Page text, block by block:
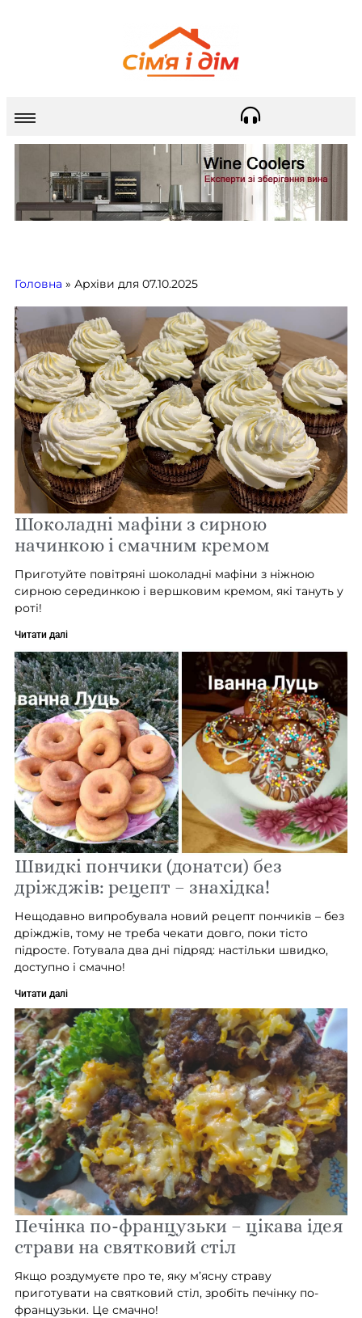
Головна » Архіви для 07.10.2025
Шоколадні мафіни з сирною
начинкою і смачним кремом
Приготуйте повітряні шоколадні мафіни з ніжною
сирною серединкою і вершковим кремом, які тануть у
роті!
Читати далі
Швидкі пончики (донатси) без
дріжджів: рецепт – знахідка!
Нещодавно випробувала новий рецепт пончиків – без
дріжджів, тому не треба чекати довго, поки тісто
підросте. Готувала два дні підряд: настільки швидко,
доступно і смачно!
Читати далі
Печінка по-французьки – цікава ідея
страви на святковий стіл
Якщо роздумуєте про те, яку м’ясну страву
приготувати на святковий стіл, зробіть печінку по-
французьки. Це смачно!